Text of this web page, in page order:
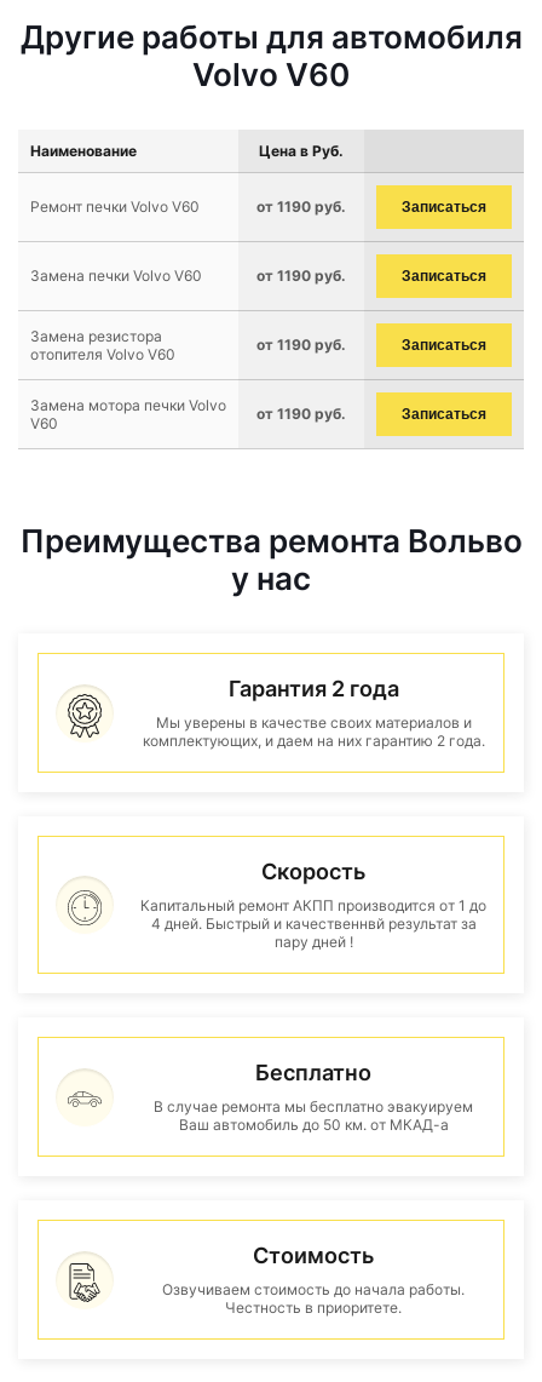
Другие работы для автомобиля
Volvo V60
Наименование Цена в Руб.
Ремонт печки Volvo V60 от 1190 руб. Записаться
Замена печки Volvo V60 от 1190 руб. Записаться
Замена резистора
отопителя Volvo V60
от 1190 руб. Записаться
Замена мотора печки Volvo
V60
от 1190 руб. Записаться
Преимущества ремонта Вольво
у нас
Гарантия 2 года
Мы уверены в качестве своих материалов и
комплектующих, и даем на них гарантию 2 года.
Скорость
Капитальный ремонт АКПП производится от 1 до
4 дней. Быстрый и качественнвй результат за
пару дней !
Бесплатно
В случае ремонта мы бесплатно эвакуируем
Ваш автомобиль до 50 км. от МКАД-а
Стоимость
Озвучиваем стоимость до начала работы.
Честность в приоритете.